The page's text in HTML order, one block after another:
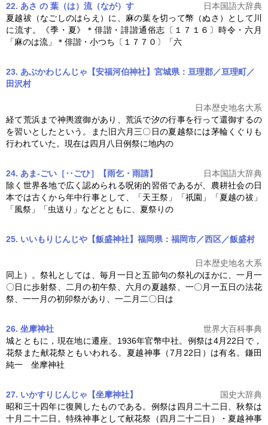
22. あさ の 葉（は）流（なが）す
日本国語大辞典
夏越祓（なごしのはらえ）に、麻の葉を切って幣（ぬさ）として川
に流す。《季・夏》＊俳諧・誹諧通俗志〔１７１６〕時令・六月
「麻のは流」＊俳諧・小つち〔１７７０〕「六
23. あぶかわじんじゃ【安福河伯神社】宮城県：亘理郡／亘理町／
田沢村
日本歴史地名大系
経て荒浜まで神輿渡御があり、荒浜で汐の行事を行って還御するの
を習いとしたという。また旧六月三〇日の夏越祭には茅輪くぐりも
行われていた。現在は四月八日例祭に地内の
24. あま‐ごい［‥ごひ］【雨乞・雨請】
日本国語大辞典
除く世界各地で広く認められる呪術的習俗であるが、農耕社会の日
本では古くから年中行事として、「天王祭」「祇園」「夏越の祓」
「風祭」「虫送り」などとともに、夏祭りの
25. いいもりじんじや【飯盛神社】福岡県：福岡市／西区／飯盛村
日本歴史地名大系
同上）。祭礼としては、毎月一日と五節句の祭礼のほかに、一月一
〇日に歩射祭、二月の初午祭、六月の夏越祭、一〇月一五日の法花
祭、一一月の初卯祭があり、一二月二〇日は
26. 坐摩神社
世界大百科事典
城とともに，現在地に遷座。1936年官幣中社。例祭は4月22日で，
花祭また献花祭ともいわれる。 夏越神事（7月22日）は有名。鎌田
純一 坐摩神社
27. いかすりじんじゃ【坐摩神社】
国史大辞典
昭和三十四年に復興したものである。例祭は四月二十二日、秋祭は
十月二十二日。特殊神事として献花祭（四月二十二日）・ 夏越神事